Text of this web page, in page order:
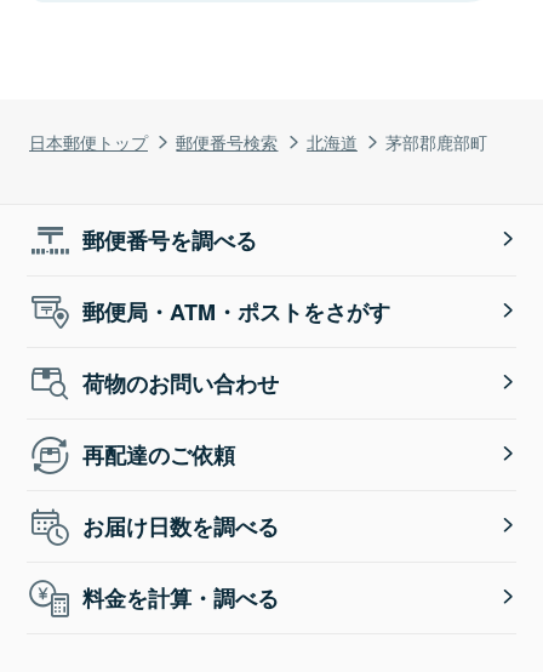
日本郵便トップ 郵便番号検索 北海道 茅部郡鹿部町
郵便番号を調べる
郵便局・ATM・ポストをさがす
荷物のお問い合わせ
再配達のご依頼
お届け日数を調べる
料金を計算・調べる